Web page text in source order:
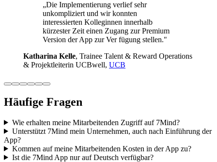
„Die Implementierung verlief sehr
unkompliziert und wir konnten
interessierten Kolleginnen innerhalb
kürzester Zeit einen Zugang zur Premium
Version der App zur Ver fügung stellen."
Katha­rina Kelle, Trainee Talent & Reward Ope­ra­ti­ons
& Pro­jekt­lei­te­rin UCB­well, UCB
Häufige Fragen
Wie erhalten meine Mitarbeitenden Zugriff auf 7Mind?
Unterstützt 7Mind mein Unternehmen, auch nach Einführung der
App?
Kommen auf meine Mitarbeitenden Kosten in der App zu?
Ist die 7Mind App nur auf Deutsch verfügbar?